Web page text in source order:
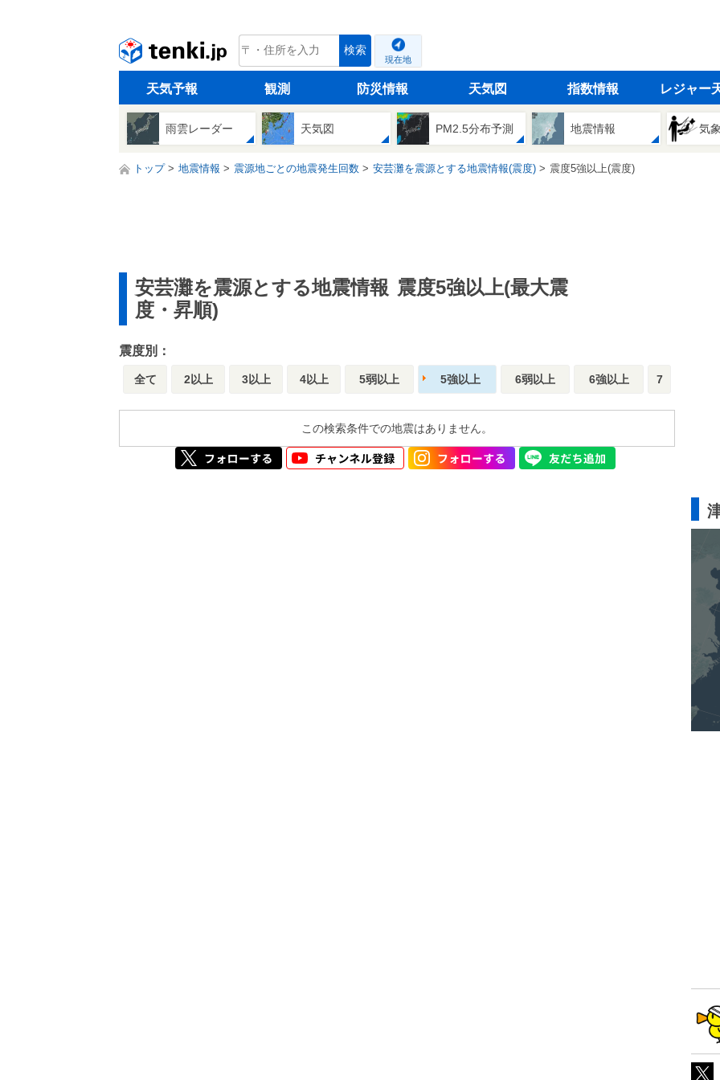
tenki.jp 検索
現在地
天気予報 観測 防災情報 天気図 指数情報 レジャー
雨雲レーダー 天気図 PM2.5分布予測 地震情報 気
トップ 地震情報 震源地ごとの地震発生回数 安芸灘を震源とする地震情報(震度) 震度5強以上(震度)
安芸灘を震源とする地震情報 震度5強以上(最大震
度・昇順)
震度別：
全て 2以上 3以上 4以上 5弱以上 5強以上 6弱以上 6強以上 7
この検索条件での地震はありません。